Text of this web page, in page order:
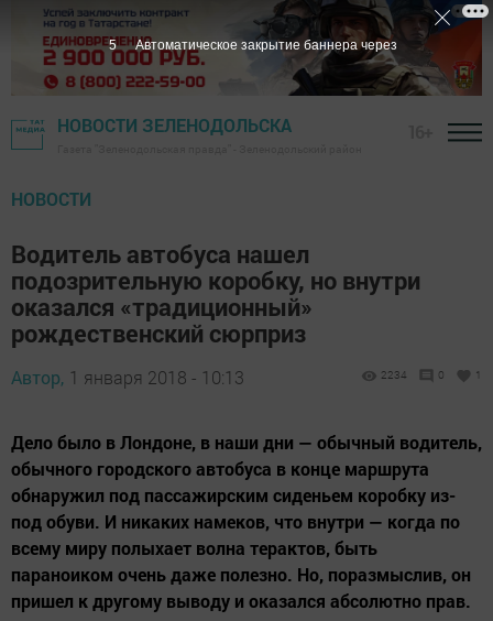
НОВОСТИ ЗЕЛЕНОДОЛЬСКА
НОВОСТИ
Водитель автобуса нашел
подозрительную коробку, но внутри
оказался «традиционный»
рождественский сюрприз
Автор, 1 января 2018 - 10:13 2234 0 1
Дело было в Лондоне, в наши дни — обычный водитель,
обычного городского автобуса в конце маршрута
обнаружил под пассажирским сиденьем коробку из-
под обуви. И никаких намеков, что внутри — когда по
всему миру полыхает волна терактов, быть
параноиком очень даже полезно. Но, поразмыслив, он
пришел к другому выводу и оказался абсолютно прав.
4 Автоматическое закрытие баннера через